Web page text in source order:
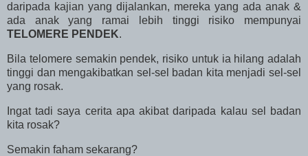
daripada kajian yang dijalankan, mereka yang ada anak &
ada anak yang ramai lebih tinggi risiko mempunyai
TELOMERE PENDEK.
Bila telomere semakin pendek, risiko untuk ia hilang adalah
tinggi dan mengakibatkan sel-sel badan kita menjadi sel-sel
yang rosak.
Ingat tadi saya cerita apa akibat daripada kalau sel badan
kita rosak?
Semakin faham sekarang?